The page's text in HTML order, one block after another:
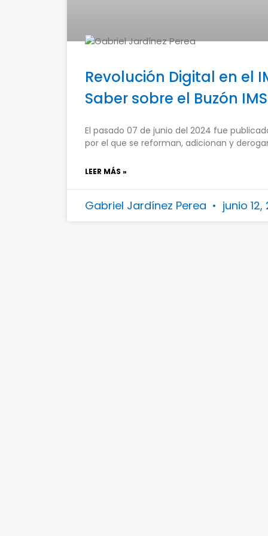
Revolución Digital en el
Saber sobre el Buzón
El pasado 07 de junio del 2024 fue
por el que se reforman, adicionan y
LEER MÁS »
Gabriel Jardínez Perea junio